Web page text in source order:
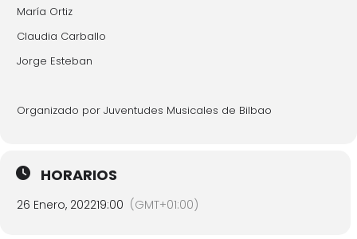
María Ortiz
Claudia Carballo
Jorge Esteban
Organizado por Juventudes Musicales de Bilbao
HORARIOS
26 Enero, 202219:00 (GMT+01:00)